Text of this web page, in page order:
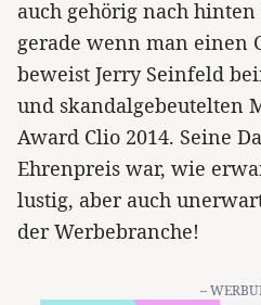
auch gehörig nach
gerade wenn man einen
beweist Jerry Seinfeld
und skandalgebeutelten
Award Clio 2014. Seine
Ehrenpreis war, wie
lustig, aber auch
der Werbebranche!
–